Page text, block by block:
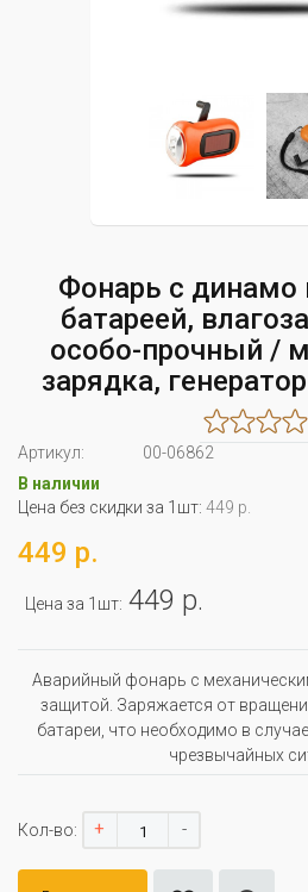
Фонарь с динамо
батареей,
особо-прочный /
зарядка,
Артикул:
00-06862
В наличии
Цена без скидки за 1шт: 449 р.
449 р.
Цена за 1шт: 449 р.
Аварийный фонарь с
защитой. Заряжается от
батареи, что необходимо в
чрезвычайных
Кол-во: + -